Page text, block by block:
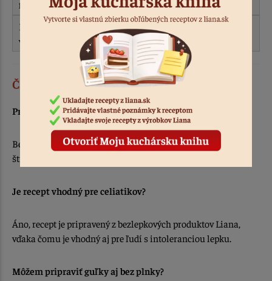
farbu.
Najlepšie funguje kyslejšie ovocie, napríklad maliny alebo
višne.
Často kladené otázky
Prečo použiť bezlepkovú krupicu Liana?
Bezlepková krupica Liana dodá cestu jemnú a nadýchanú
štruktúru a pomáha guľkám udržať si tvar aj počas varenia.
Je recept vhodný pre celiatikov?
Áno, recept je pripravený z bezlepkových produktov Liana,
vďaka čomu je vhodný aj pre ľudí s intoleranciou lepku.
Môžem pripraviť guľky aj bez plnky?